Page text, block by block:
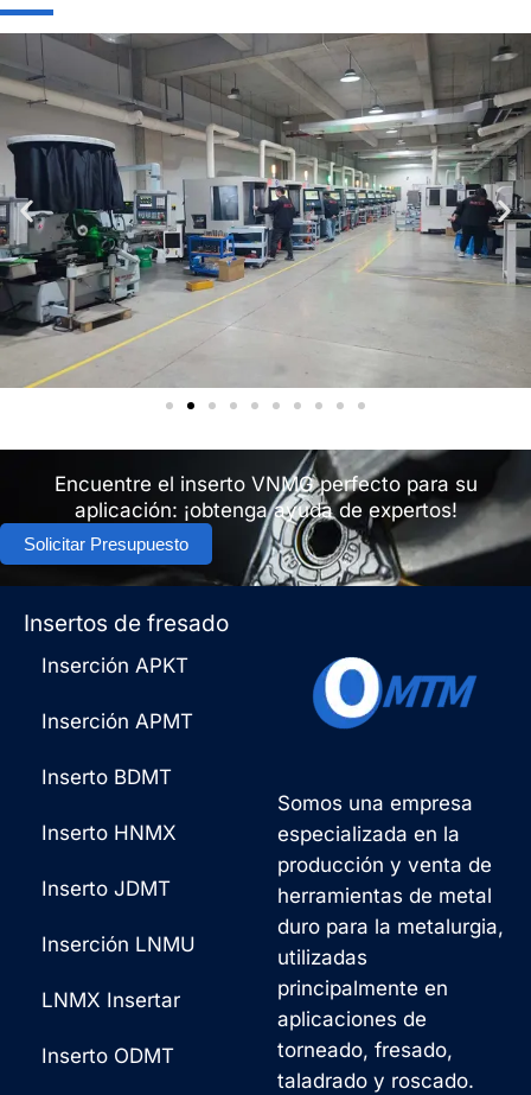
Encuentre el inserto VNMG perfecto para su
aplicación: ¡obtenga ayuda de expertos!
Solicitar Presupuesto
Somos una empresa
especializada en la
producción y venta de
herramientas de metal
duro para la metalurgia,
utilizadas
principalmente en
aplicaciones de
torneado, fresado,
taladrado y roscado.
Insertos de fresado
Inserción APKT
Inserción APMT
Inserto BDMT
Inserto HNMX
Inserto JDMT
Inserción LNMU
LNMX Insertar
Inserto ODMT